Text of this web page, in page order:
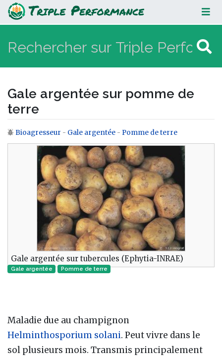
Gale argentée sur pomme de terre
Gale argentée sur pomme de
terre
Aller à :navigation,rechercher
Bioagresseur - Gale argentée - Pomme de terre
Gale argentée sur tubercules (Ephytia-INRAE)
Gale argentée Pomme de terre
Maladie due au champignon
Helminthosporium solani. Peut vivre dans le
sol plusieurs mois. Transmis principalement